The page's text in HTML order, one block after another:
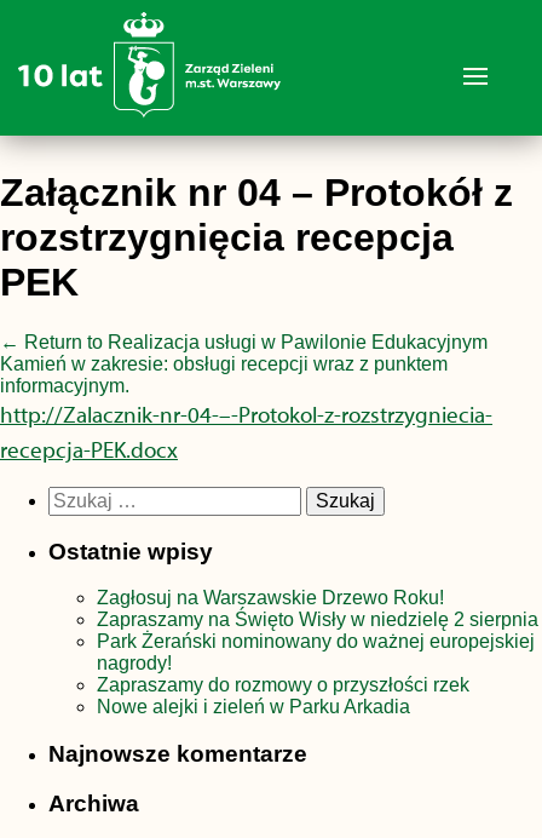
Załącznik nr 04 – Protokół z
rozstrzygnięcia recepcja
PEK
← Return to Realizacja usługi w Pawilonie Edukacyjnym
Kamień w zakresie: obsługi recepcji wraz z punktem
informacyjnym.
http://Zalacznik-nr-04-–-Protokol-z-rozstrzygniecia-
recepcja-PEK.docx
Szukaj:
Ostatnie wpisy
Zagłosuj na Warszawskie Drzewo Roku!
Zapraszamy na Święto Wisły w niedzielę 2 sierpnia
Park Żerański nominowany do ważnej europejskiej
nagrody!
Zapraszamy do rozmowy o przyszłości rzek
Nowe alejki i zieleń w Parku Arkadia
Najnowsze komentarze
Archiwa